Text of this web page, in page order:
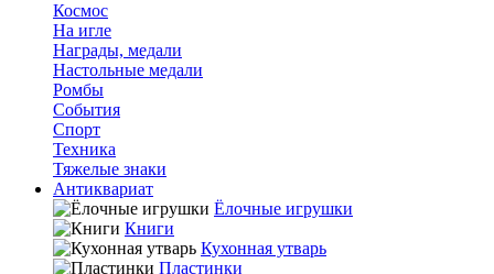
Космос
На игле
Награды, медали
Настольные медали
Ромбы
События
Спорт
Техника
Тяжелые знаки
Антиквариат
Ёлочные игрушки
Книги
Кухонная утварь
Пластинки